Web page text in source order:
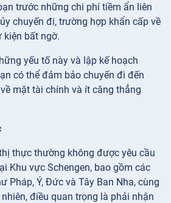
trước những chi phí tiềm ẩn liên
chuyến đi, trường hợp khẩn cấp về
kiện bất ngờ.
yếu tố này và lập kế hoạch
có thể đảm bảo chuyến đi đến
mặt tài chính và ít căng thẳng
thực thường không được yêu cầu
Khu vực Schengen, bao gồm các
Pháp, Ý, Đức và Tây Ban Nha, cùng
điều quan trọng là phải nhận